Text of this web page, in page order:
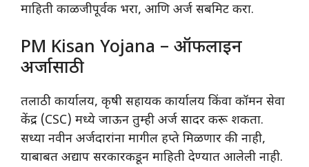
माहिती काळजीपूर्वक भरा, आणि अर्ज सबमिट करा.
PM Kisan Yojana – ऑफलाइन
अर्जासाठी
तलाठी कार्यालय, कृषी सहायक कार्यालय किंवा कॉमन सेवा
केंद्र (CSC) मध्ये जाऊन तुम्ही अर्ज सादर करू शकता.
सध्या नवीन अर्जदारांना मागील हप्ते मिळणार की नाही,
याबाबत अद्याप सरकारकडून माहिती देण्यात आलेली नाही.